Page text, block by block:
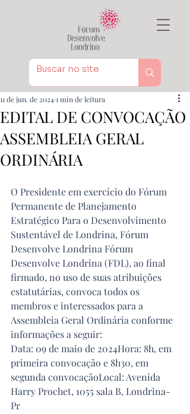
EDITAL DE CONVOCAÇÃO
ASSEMBLEIA GERAL
ORDINÁRIA
11 de jun. de 20241 min de leitura
O Presidente em exercício do Fórum
Permanente de Planejamento
Estratégico Para o Desenvolvimento
Sustentável de Londrina, Fórum
Desenvolve Londrina Fórum
Desenvolve Londrina (FDL), ao final
firmado, no uso de suas atribuições
estatutárias, convoca todos os
membros e interessados para a
Assembleia Geral Ordinária conforme
informações a seguir:
Data: 09 de maio de 2024Hora: 8h, em
primeira convocação e 8h30, em
segunda convocaçãoLocal: Avenida
Harry Prochet, 1055 sala B, Londrina-
Pr